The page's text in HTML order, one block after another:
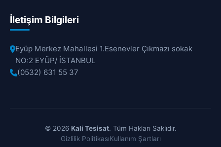
İletişim Bilgileri
Eyüp Merkez Mahallesi 1.Esenevler Çıkmazı sokak
NO:2 EYÜP/ İSTANBUL
(0532) 631 55 37
© 2026 Kali Tesisat. Tüm Hakları Saklıdır.
Gizlilik PolitikasıKullanım Şartları